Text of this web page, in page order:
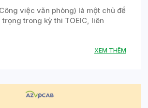
việc văn phòng) là một chủ đề
trong kỳ thi TOEIC, liên
XEM THÊM